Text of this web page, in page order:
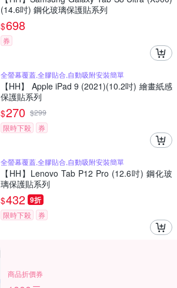
(14.6吋) 鋼化玻璃保護貼系列
$698
券
全螢幕覆蓋,全膠貼合,自動吸附安裝簡單
【HH】 Apple iPad 9 (2021)(10.2吋) 繪畫紙感
保護貼系列
$270 $299
限時下殺
券
全螢幕覆蓋,全膠貼合,自動吸附安裝簡單
【HH】Lenovo Tab P12 Pro (12.6吋) 鋼化玻
璃保護貼系列
$432 9折
限時下殺 券
商品折價券